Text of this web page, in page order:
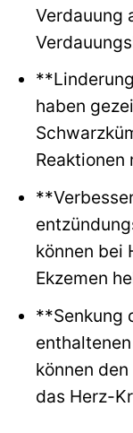
Verdauung
haben
Reaktionen
können bei
Ekzemen
**Senkung
können
das Herz-